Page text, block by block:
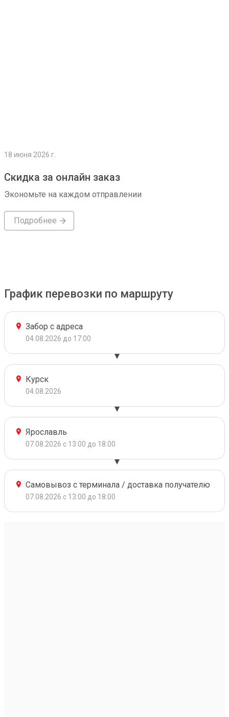
18 июня 2026 г.
Скидка за онлайн заказ
Экономьте на каждом отправлении
Подробнее
График перевозки по маршруту
Забор с адреса
04.08.2026 до 17:00
Курск
04.08.2026
Ярославль
07.08.2026 с 13:00 до 18:00
Самовывоз с терминала / доставка получателю
07.08.2026 с 13:00 до 18:00